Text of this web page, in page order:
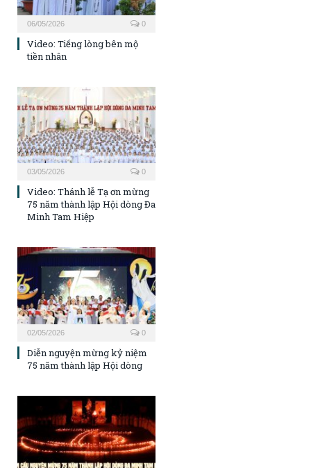
06/05/2026 0
Video: Tiếng lòng bên mộ
tiền nhân
03/05/2026 0
Video: Thánh lễ Tạ ơn mừng
75 năm thành lập Hội dòng Đa
Minh Tam Hiệp
02/05/2026 0
Diễn nguyện mừng kỷ niệm
75 năm thành lập Hội dòng